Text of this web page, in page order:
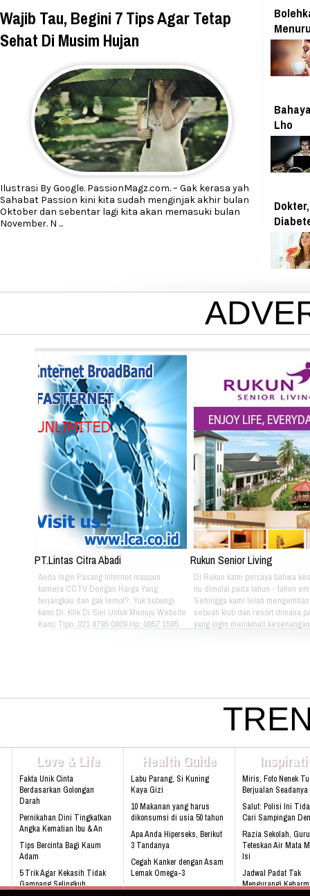
Wajib Tau, Begini 7 Tips Agar Tetap
Sehat Di Musim Hujan
Ilustrasi By Google. PassionMagz.com. – Gak kerasa yah
Sahabat Passion kini kita sudah menginjak akhir bulan
Oktober dan sebentar lagi kita akan memasuki bulan
November. N ...
Lho
PT.Lintas Citra Abadi
Anda Ingin Pasang Internet maupun
kamera CCTV Dengan Harga Yang
terjangkau dan gak lemot?. Yuk hubungi
kami Di: Klik Di Sini Untuk Menuju Website
Kami Tlpn: 021 8795 0809 Hp: 0857 1595
Rukun Senior Living
Di Rukun kami percaya bahwa
itu dimulai pada tahun - tahun
Sehingga kami telah
sebuah klub dan resort dimana
yang ingin menikmati
Darmawan Park Gate 1, Jl. Raya
Madang No. 99 Sentul, 16810.
Web:www.rukunseniorliving.com
Love & Life
Fakta Unik Cinta
Berdasarkan Golongan
Darah
Pernikahan Dini Tingkatkan
Angka Kematian Ibu & An
Tips Bercinta Bagi Kaum
Adam
5 Trik Agar Kekasih Tidak
Gampang Selingkuh
Health Guide
Labu Parang, Si Kuning
Kaya Gizi
10 Makanan yang harus
dikonsumsi di usia 50 tahun
Apa Anda Hiperseks, Berikut
3 Tandanya
Cegah Kanker dengan Asam
Lemak Omega-3
Bahaya Mendengkur
Miris, Foto Nenek
Berjualan
Salut: Polisi Ini
Cari Sampingan
Razia Sekolah, Guru
Teteskan Air Mata
Isi
Jadwal Padat Tak
Mengurangi